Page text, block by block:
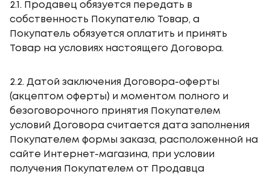
2.1. Продавец обязуется передать в
собственность Покупателю Товар, а
Покупатель обязуется оплатить и принять
Товар на условиях настоящего Договора.
2.2. Датой заключения Договора-оферты
(акцептом оферты) и моментом полного и
безоговорочного принятия Покупателем
условий Договора считается дата заполнения
Покупателем формы заказа, расположенной на
сайте Интернет-магазина, при условии
получения Покупателем от Продавца